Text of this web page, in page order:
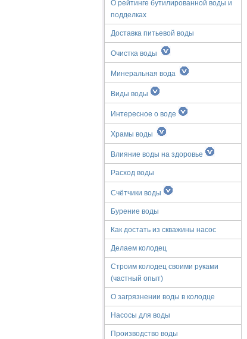
О рейтинге бутилированной воды и
подделках
Доставка питьевой воды
Очистка воды
Минеральная вода
Виды воды
Интересное о воде
Храмы воды
Влияние воды на здоровье
Расход воды
Счётчики воды
Бурение воды
Как достать из скважины насос
Делаем колодец
Строим колодец своими руками
(частный опыт)
О загрязнении воды в колодце
Насосы для воды
Производство воды